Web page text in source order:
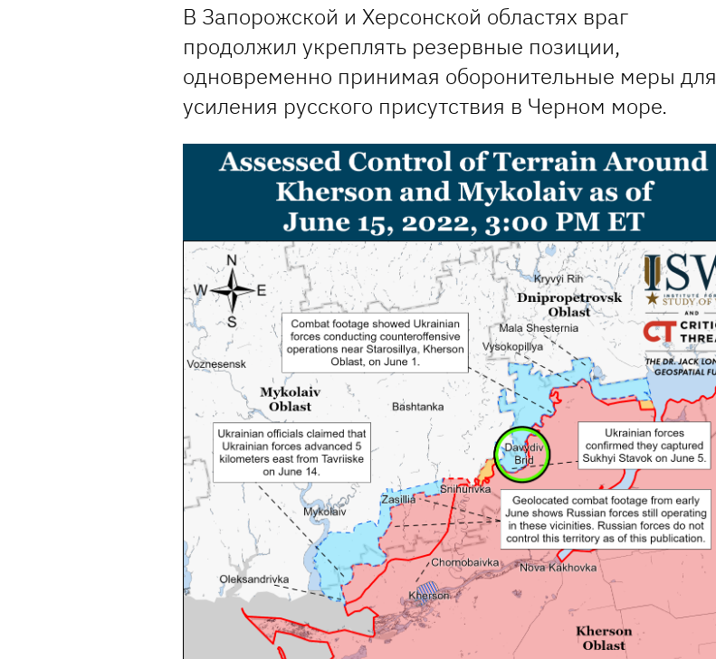
В Запорожской и Херсонской областях враг
продолжил укреплять резервные позиции,
одновременно принимая оборонительные меры для
усиления русского присутствия в Черном море.